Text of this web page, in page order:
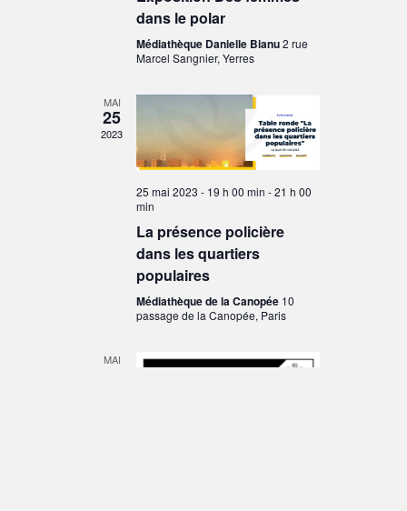
dans le polar
Médiathèque Danielle Bianu2 rue
Marcel Sangnier, Yerres
MAI
25
2023
25 mai 2023 - 19 h 00 min -21 h 00
min
La présence policière
dans les quartiers
populaires
Médiathèque de la Canopée 10
passage de la Canopée, Paris
MAI